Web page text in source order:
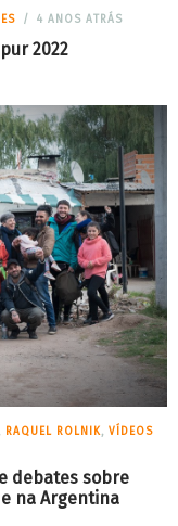
4 ANOS ATRÁS
2022
RAQUEL ROLNIK, VÍDEOS
debates sobre
na Argentina